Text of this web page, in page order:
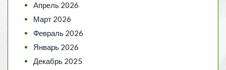
Апрель 2026
Март 2026
Февраль 2026
Январь 2026
Декабрь 2025